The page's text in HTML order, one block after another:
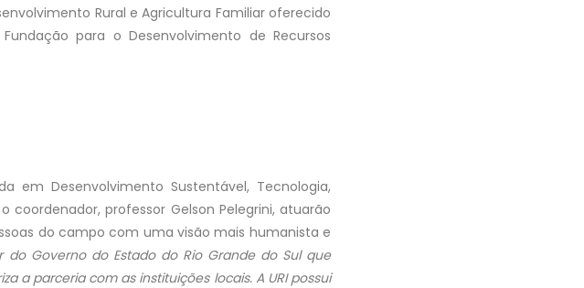
Rural e Agricultura Familiar oferecido
para o Desenvolvimento de Recursos
Desenvolvimento Sustentável, Tecnologia,
coordenador, professor Gelson Pelegrini, atuarão
do campo com uma visão mais humanista e
Governo do Estado do Rio Grande do Sul que
a parceria com as instituições locais. A URI possui